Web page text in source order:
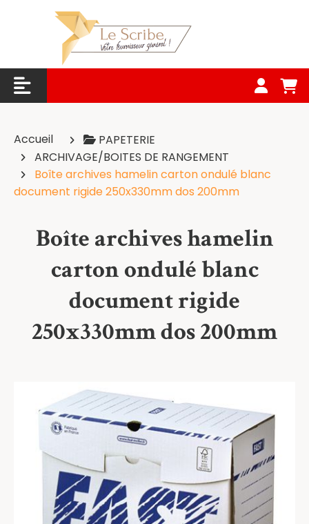
Accueil
PAPETERIE
ARCHIVAGE/BOITES DE RANGEMENT
Boîte archives hamelin carton ondulé blanc
document rigide 250x330mm dos 200mm
Boîte archives hamelin
carton ondulé blanc
document rigide
250x330mm dos 200mm